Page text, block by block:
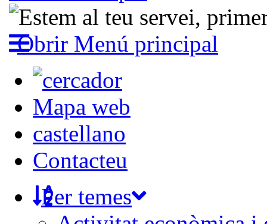
Obrir Menú principal
Mapa web
castellano
Contacteu
Per temes